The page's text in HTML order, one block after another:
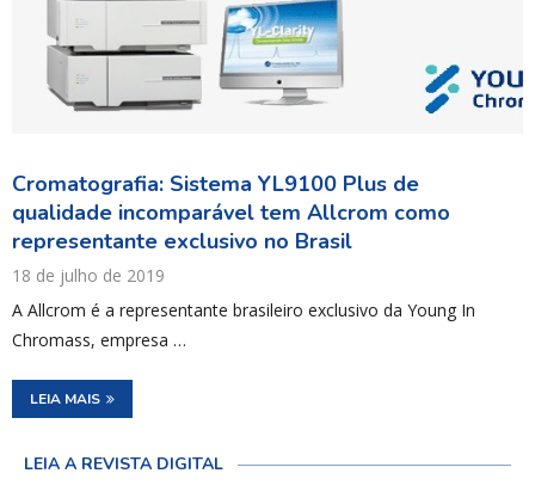
Cromatografia: Sistema YL9100 Plus de
qualidade incomparável tem Allcrom como
representante exclusivo no Brasil
18 de julho de 2019
A Allcrom é a representante brasileiro exclusivo da Young In
Chromass, empresa …
LEIA MAIS
LEIA A REVISTA DIGITAL